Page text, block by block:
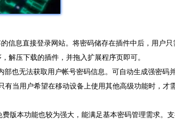
信息直接登录网站。将密码储存在插件中后，用户
压下载的插件，并拖入扩展程序页即可。
也无法获取用户帐号密码信息。可自动生成强密码
当用户希望在移动设备上使用其他高级功能时，才
版本功能也较为强大，能满足基本密码管理需求。